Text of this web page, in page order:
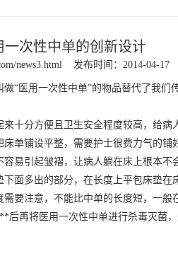
一次性中单的创新设计
news3.html 发布时间：2014-04-17
“医用一次性中单”的物品替代了我们
十分方便且卫生安全程度较高，给病
单铺设平整，需要护士很费力气的
易引起皱褶，让病人躺在床上根本不
面多出的部分，在长度上平包床垫在
要注意，不能比中单的长度短，一般
后再将医用一次性中单进行杀毒灭菌